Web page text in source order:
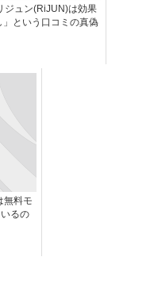
ジュン(RiJUN)は効果
」という口コミの真偽
無料モ
るの